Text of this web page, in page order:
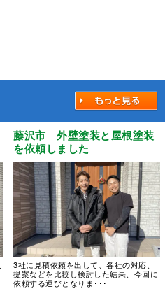
藤沢市 外壁塗装と屋根塗装
を依頼しました
3社に見積依頼を出して、各社の対応、
提案などを比較し検討した結果、今回に
依頼する運びとなりま･･･